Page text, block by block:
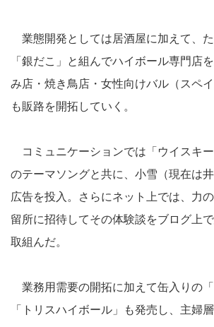
業態開発としては居酒屋に加えて、
「銀だこ」と組んでハイボール専門店
み店・焼き鳥店・女性向けバル（スペ
も販路を開拓していく。
コミュニケーションでは「ウイスキー
のテーマソングと共に、小雪（現在は
広告を投入。さらにネット上では、力
留所に招待してその体験談をブログ上
取組んだ。
業務用需要の開拓に加えて缶入りの
「トリスハイボール」も発売し、主婦